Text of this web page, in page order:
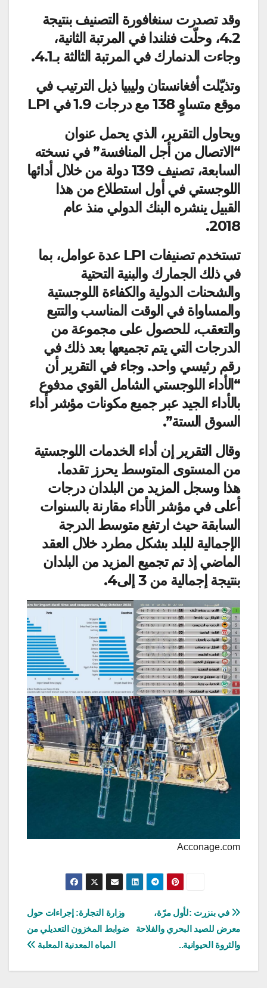
وقد تصدرت سنغافورة التصنيف بنتيجة
4.2، وحلّت فنلندا في المرتبة الثانية،
وجاءت الدنمارك في المرتبة الثالثة بـ4.1.
وتذيّلت أفغانستان وليبيا ذيل الترتيب في
موقع متساوٍ 138 مع درجات 1.9 في LPI
ويحاول التقرير، الذي يحمل عنوان
“الاتصال من أجل المنافسة” في نسخته
السابعة، تصنيف 139 دولة من خلال أدائها
اللوجستي في أول استطلاع من هذا
القبيل ينشره البنك الدولي منذ عام
2018.
تستخدم تصنيفات LPI عدة عوامل، بما
في ذلك الجمارك والبنية التحتية
والشحنات الدولية والكفاءة اللوجستية
والمساواة في الوقت المناسب والتتبع
والتعقب، للحصول على مجموعة من
الدرجات التي يتم تجميعها بعد ذلك في
رقم رئيسي واحد. وجاء في التقرير أن
“الأداء اللوجستي الشامل القوي مدفوع
بالأداء الجيد عبر جميع مكونات مؤشر أداء
السوق الستة”.
وقال التقرير إن أداء الخدمات اللوجستية
من المستوى المتوسط ​​يحرز تقدما.
هذا وسجل المزيد من البلدان درجات
أعلى في مؤشر الأداء مقارنة بالسنوات
السابقة حيث ارتفع متوسط ​​الدرجة
الإجمالية للبلد بشكل مطرد خلال العقد
الماضي إذ تم تجميع المزيد من البلدان
بنتيجة إجمالية من 3 إلى4.
Acconage.com
تصفّح
المقالات
وزارة التجارة: إجراءات حول
ضوابط المخزون التعديلي من
المياه المعدنية المعلبة
في بنزرت :لأول مرّة،
معرض للصيد البحري والفلاحة
والثروة الحيوانية..